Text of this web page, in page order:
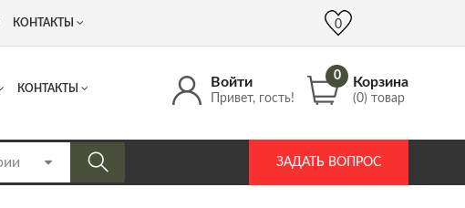
+7 (917) 537 17 16 info@DrozdPcp.ru
Войти
Привет, гость!
0 Корзина
(0) товар
КОНТАКТЫ
ЗАДАТЬ ВОПРОС
КОНТАКТЫ 0